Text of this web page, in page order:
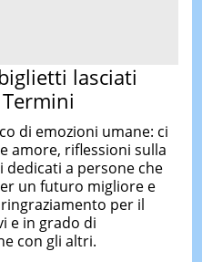
lasciati
di emozioni umane: ci
amore, riflessioni sulla
a persone che
un futuro migliore e
per il
e in grado di
con gli altri.